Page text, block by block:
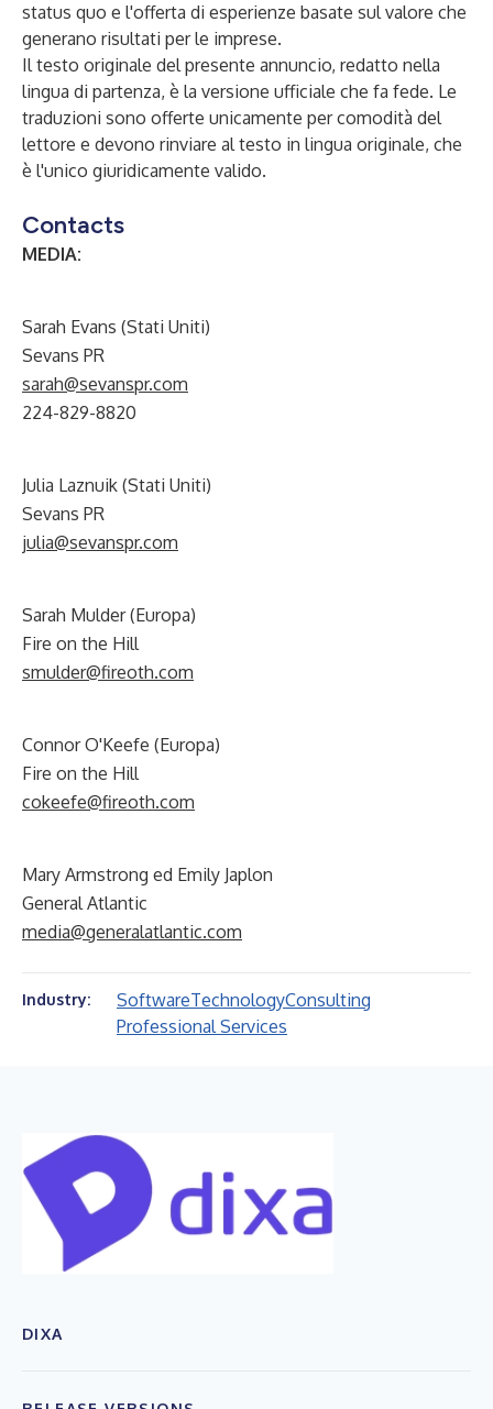
status quo e l'offerta di esperienze basate sul valore che
generano risultati per le imprese.
Il testo originale del presente annuncio, redatto nella
lingua di partenza, è la versione ufficiale che fa fede. Le
traduzioni sono offerte unicamente per comodità del
lettore e devono rinviare al testo in lingua originale, che
è l'unico giuridicamente valido.
Contacts
MEDIA:
Sarah Evans (Stati Uniti)
Sevans PR
sarah@sevanspr.com
224-829-8820
Julia Laznuik (Stati Uniti)
Sevans PR
julia@sevanspr.com
Sarah Mulder (Europa)
Fire on the Hill
smulder@fireoth.com
Connor O'Keefe (Europa)
Fire on the Hill
cokeefe@fireoth.com
Mary Armstrong ed Emily Japlon
General Atlantic
media@generalatlantic.com
Industry: SoftwareTechnologyConsulting
Professional Services
DIXA